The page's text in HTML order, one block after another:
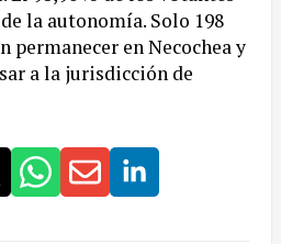
la autonomía. Solo 198
permanecer en Necochea y
a la jurisdicción de